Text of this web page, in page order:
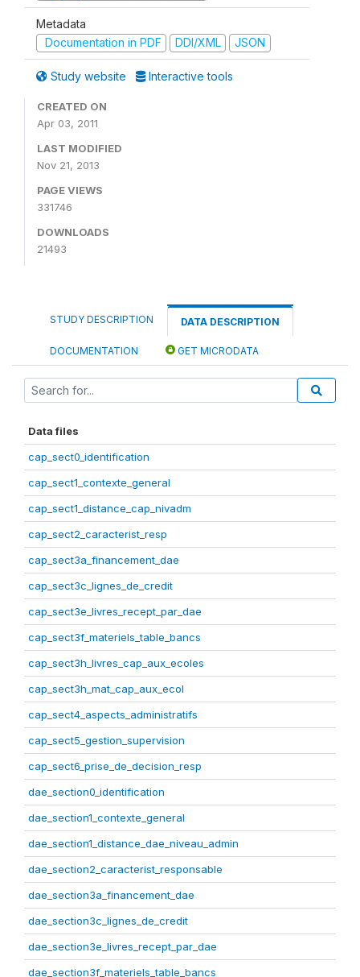
Metadata
Documentation in PDF
DDI/XML JSON
Study website Interactive tools
CREATED ON
Apr 03, 2011
LAST MODIFIED
Nov 21, 2013
PAGE VIEWS
331746
DOWNLOADS
21493
STUDY DESCRIPTION DATA DESCRIPTION
DOCUMENTATION GET MICRODATA
Data files
cap_sect0_identification
cap_sect1_contexte_general
cap_sect1_distance_cap_nivadm
cap_sect2_caracterist_resp
cap_sect3a_financement_dae
cap_sect3c_lignes_de_credit
cap_sect3e_livres_recept_par_dae
cap_sect3f_materiels_table_bancs
cap_sect3h_livres_cap_aux_ecoles
cap_sect3h_mat_cap_aux_ecol
cap_sect4_aspects_administratifs
cap_sect5_gestion_supervision
cap_sect6_prise_de_decision_resp
dae_section0_identification
dae_section1_contexte_general
dae_section1_distance_dae_niveau_admin
dae_section2_caracterist_responsable
dae_section3a_financement_dae
dae_section3c_lignes_de_credit
dae_section3e_livres_recept_par_dae
dae_section3f_materiels_table_bancs